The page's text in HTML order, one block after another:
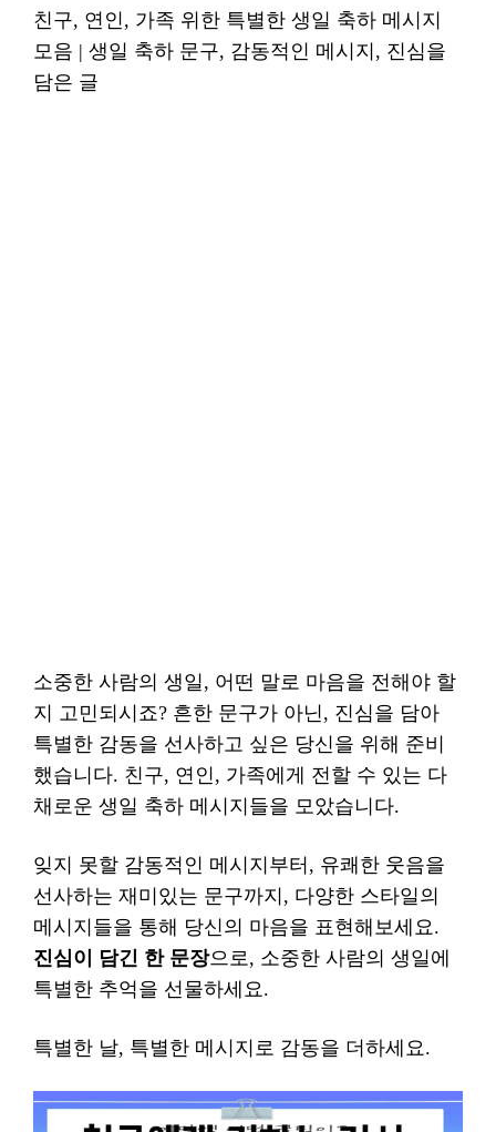
친구, 연인, 가족 위한 특별한 생일 축하 메시지
모음 | 생일 축하 문구, 감동적인 메시지, 진심을
담은 글
소중한 사람의 생일, 어떤 말로 마음을 전해야 할
지 고민되시죠? 흔한 문구가 아닌, 진심을 담아
특별한 감동을 선사하고 싶은 당신을 위해 준비
했습니다. 친구, 연인, 가족에게 전할 수 있는 다
채로운 생일 축하 메시지들을 모았습니다.
잊지 못할 감동적인 메시지부터, 유쾌한 웃음을
선사하는 재미있는 문구까지, 다양한 스타일의
메시지들을 통해 당신의 마음을 표현해보세요.
진심이 담긴 한 문장으로, 소중한 사람의 생일에
특별한 추억을 선물하세요.
특별한 날, 특별한 메시지로 감동을 더하세요.